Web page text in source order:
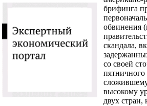
брифинга
обвинения
скандала,
со своей
высокому
двух стран,